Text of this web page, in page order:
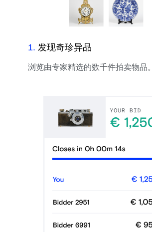
1. 发现奇珍异品
浏览由专家精选的数千件拍卖物品。